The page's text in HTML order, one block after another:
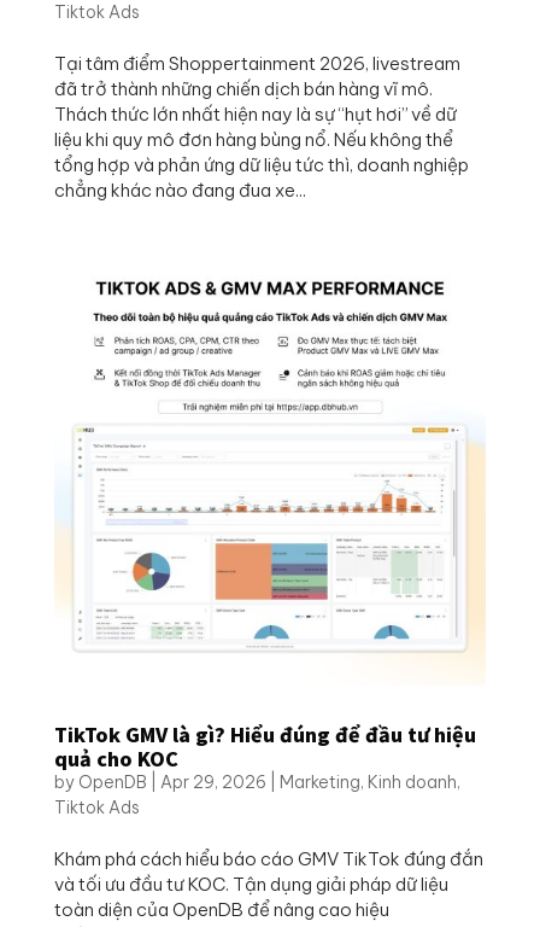
Tiktok Ads
Tại tâm điểm Shoppertainment 2026, livestream
đã trở thành những chiến dịch bán hàng vĩ mô.
Thách thức lớn nhất hiện nay là sự “hụt hơi” về dữ
liệu khi quy mô đơn hàng bùng nổ. Nếu không thể
tổng hợp và phản ứng dữ liệu tức thì, doanh nghiệp
chẳng khác nào đang đua xe...
TikTok GMV là gì? Hiểu đúng để đầu tư hiệu
quả cho KOC
by OpenDB Apr 29, 2026 Marketing, Kinh doanh,
Tiktok Ads
Khám phá cách hiểu báo cáo GMV TikTok đúng đắn
và tối ưu đầu tư KOC. Tận dụng giải pháp dữ liệu
toàn diện của OpenDB để nâng cao hiệu